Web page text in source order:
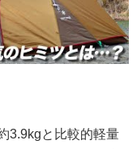
3.9kgと比較的軽量